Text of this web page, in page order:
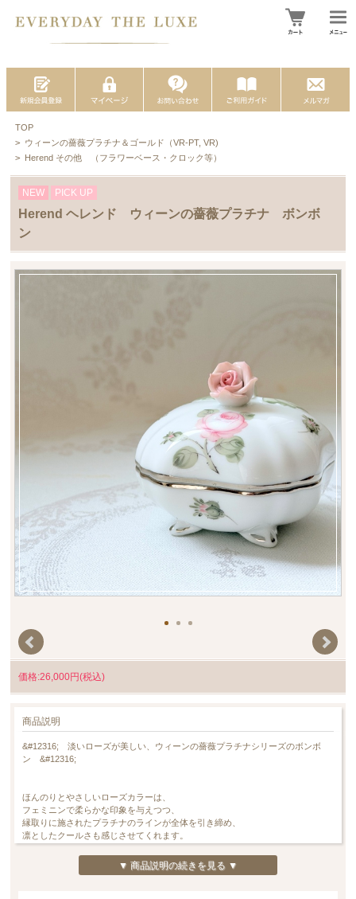
TOP
> ウィーンの薔薇プラチナ＆ゴールド（VR-PT, VR)
> Herend その他 （フラワーベース・クロック等）
NEW PICK UP
Herend ヘレンド ウィーンの薔薇プラチナ ボンボ
ン
価格:26,000円(税込)
商品説明
&#12316; 淡いローズが美しい、ウィーンの薔薇プラチナシリーズのボンボ
ン &#12316;
ほんのりとやさしいローズカラーは、
フェミニンで柔らかな印象を与えつつ、
縁取りに施されたプラチナのラインが全体を引き締め、
凛としたクールさも感じさせてくれます。
淡いピンクとプラチナの組み合わせは、
可憐さの中に品の良さがあり、
▼ 商品説明の続きを見る ▼